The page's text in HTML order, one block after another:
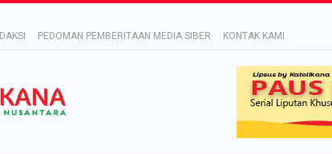
PEDOMAN PEMBERITAAN MEDIA SIBER KONTAK KAMI